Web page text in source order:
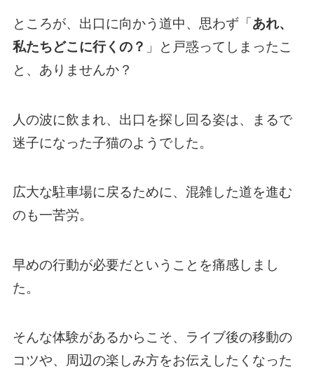
ところが、出口に向かう道中、思わず「 あれ、
私たちどこに行くの？ 」と戸惑ってしまったこ
と、ありませんか？
人の波に飲まれ、出口を探し回る姿は、まるで
迷子になった子猫のようでした。
広大な駐車場に戻るために、混雑した道を進む
のも一苦労。
早めの行動が必要だということを痛感しまし
た。
そんな体験があるからこそ、ライブ後の移動の
コツや、周辺の楽しみ方をお伝えしたくなった